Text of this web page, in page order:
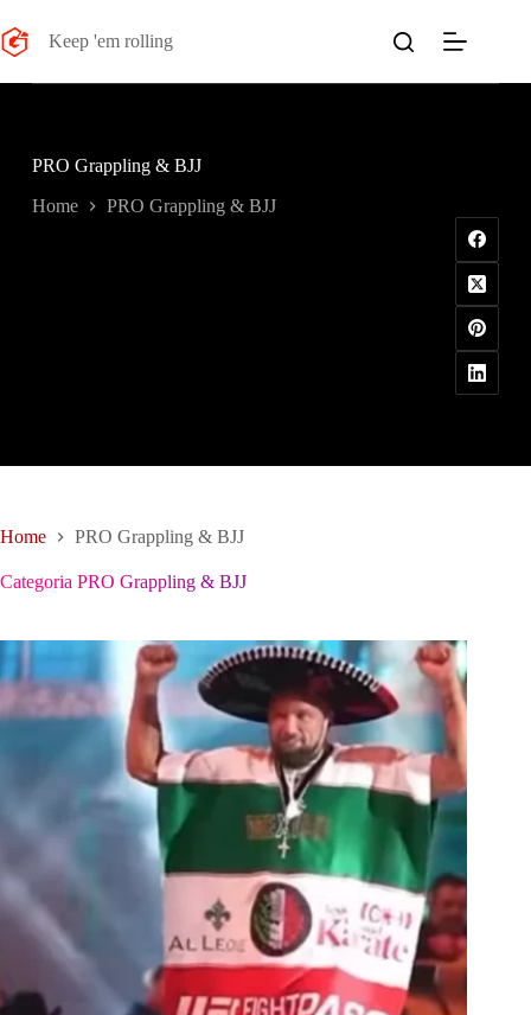
al
contenuto
Keep 'em rolling
PRO Grappling & BJJ
Home PRO Grappling & BJJ
Home PRO Grappling & BJJ
Categoria PRO Grappling & BJJ